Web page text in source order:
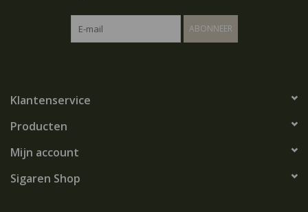
ABONNEER
Klantenservice
Producten
Mijn account
Sigaren Shop